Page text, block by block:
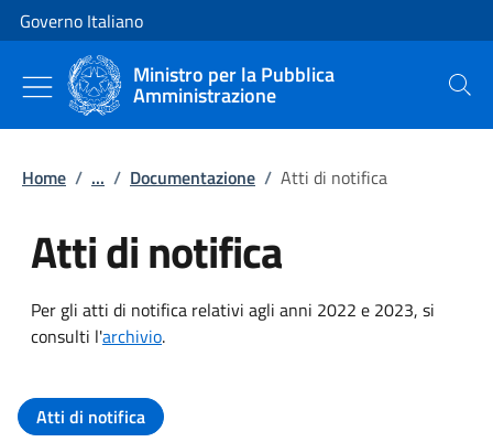
Vai al contenuto
Vai alla navigazione del sito
Governo Italiano
Ministro per la Pubblica
Amministrazione Cerca
Home / ... / Documentazione / Atti di notifica
Atti di notifica
Per gli atti di notifica relativi agli anni 2022 e 2023, si
consulti l'archivio.
Tutti i contenuti della pagina
Atti di notifica